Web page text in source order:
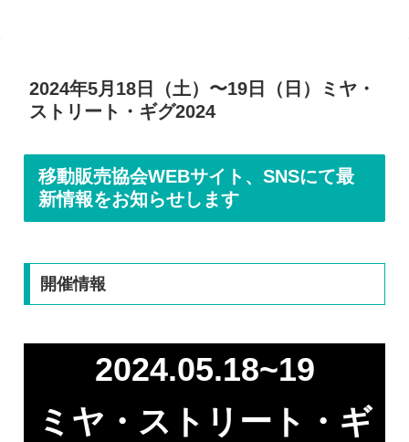
2024年5月18日（土）〜19日（日）ミヤ・
ストリート・ギグ2024
移動販売協会WEBサイト、SNSにて最
新情報をお知らせします
開催情報
2024.05.18~19
ミヤ・ストリート・ギ